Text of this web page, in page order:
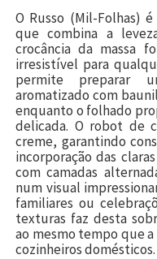
O Russo (Mil-Folhas)
que combina a
crocância da massa
irresistível para
permite preparar
aromatizado com
enquanto o folhado
delicada. O robot de
creme, garantindo
incorporação das
com camadas
num visual
familiares ou
texturas faz desta
ao mesmo tempo que
cozinheiros domésticos.